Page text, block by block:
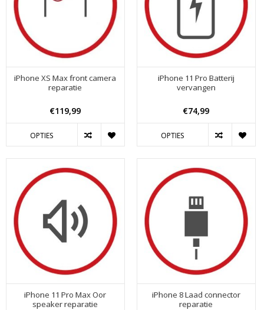
iPhone XS Max front camera
reparatie
€119,99
OPTIES
iPhone 11 Pro Batterij
vervangen
€74,99
OPTIES
iPhone 11 Pro Max Oor
speaker reparatie
iPhone 8 Laad connector
reparatie